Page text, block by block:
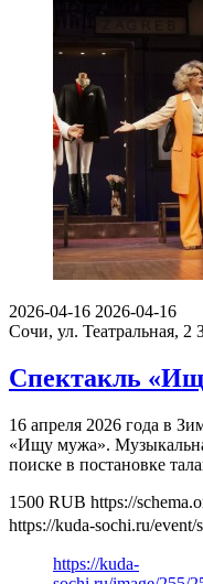
2026-04-16 2026-04-16
Сочи, ул. Театральная, 2
Спектакль
16 апреля 2026 года в
«Ищу мужа».
поиске в постановке
1500 RUB https://
https://kuda-sochi.ru/
https://kuda-